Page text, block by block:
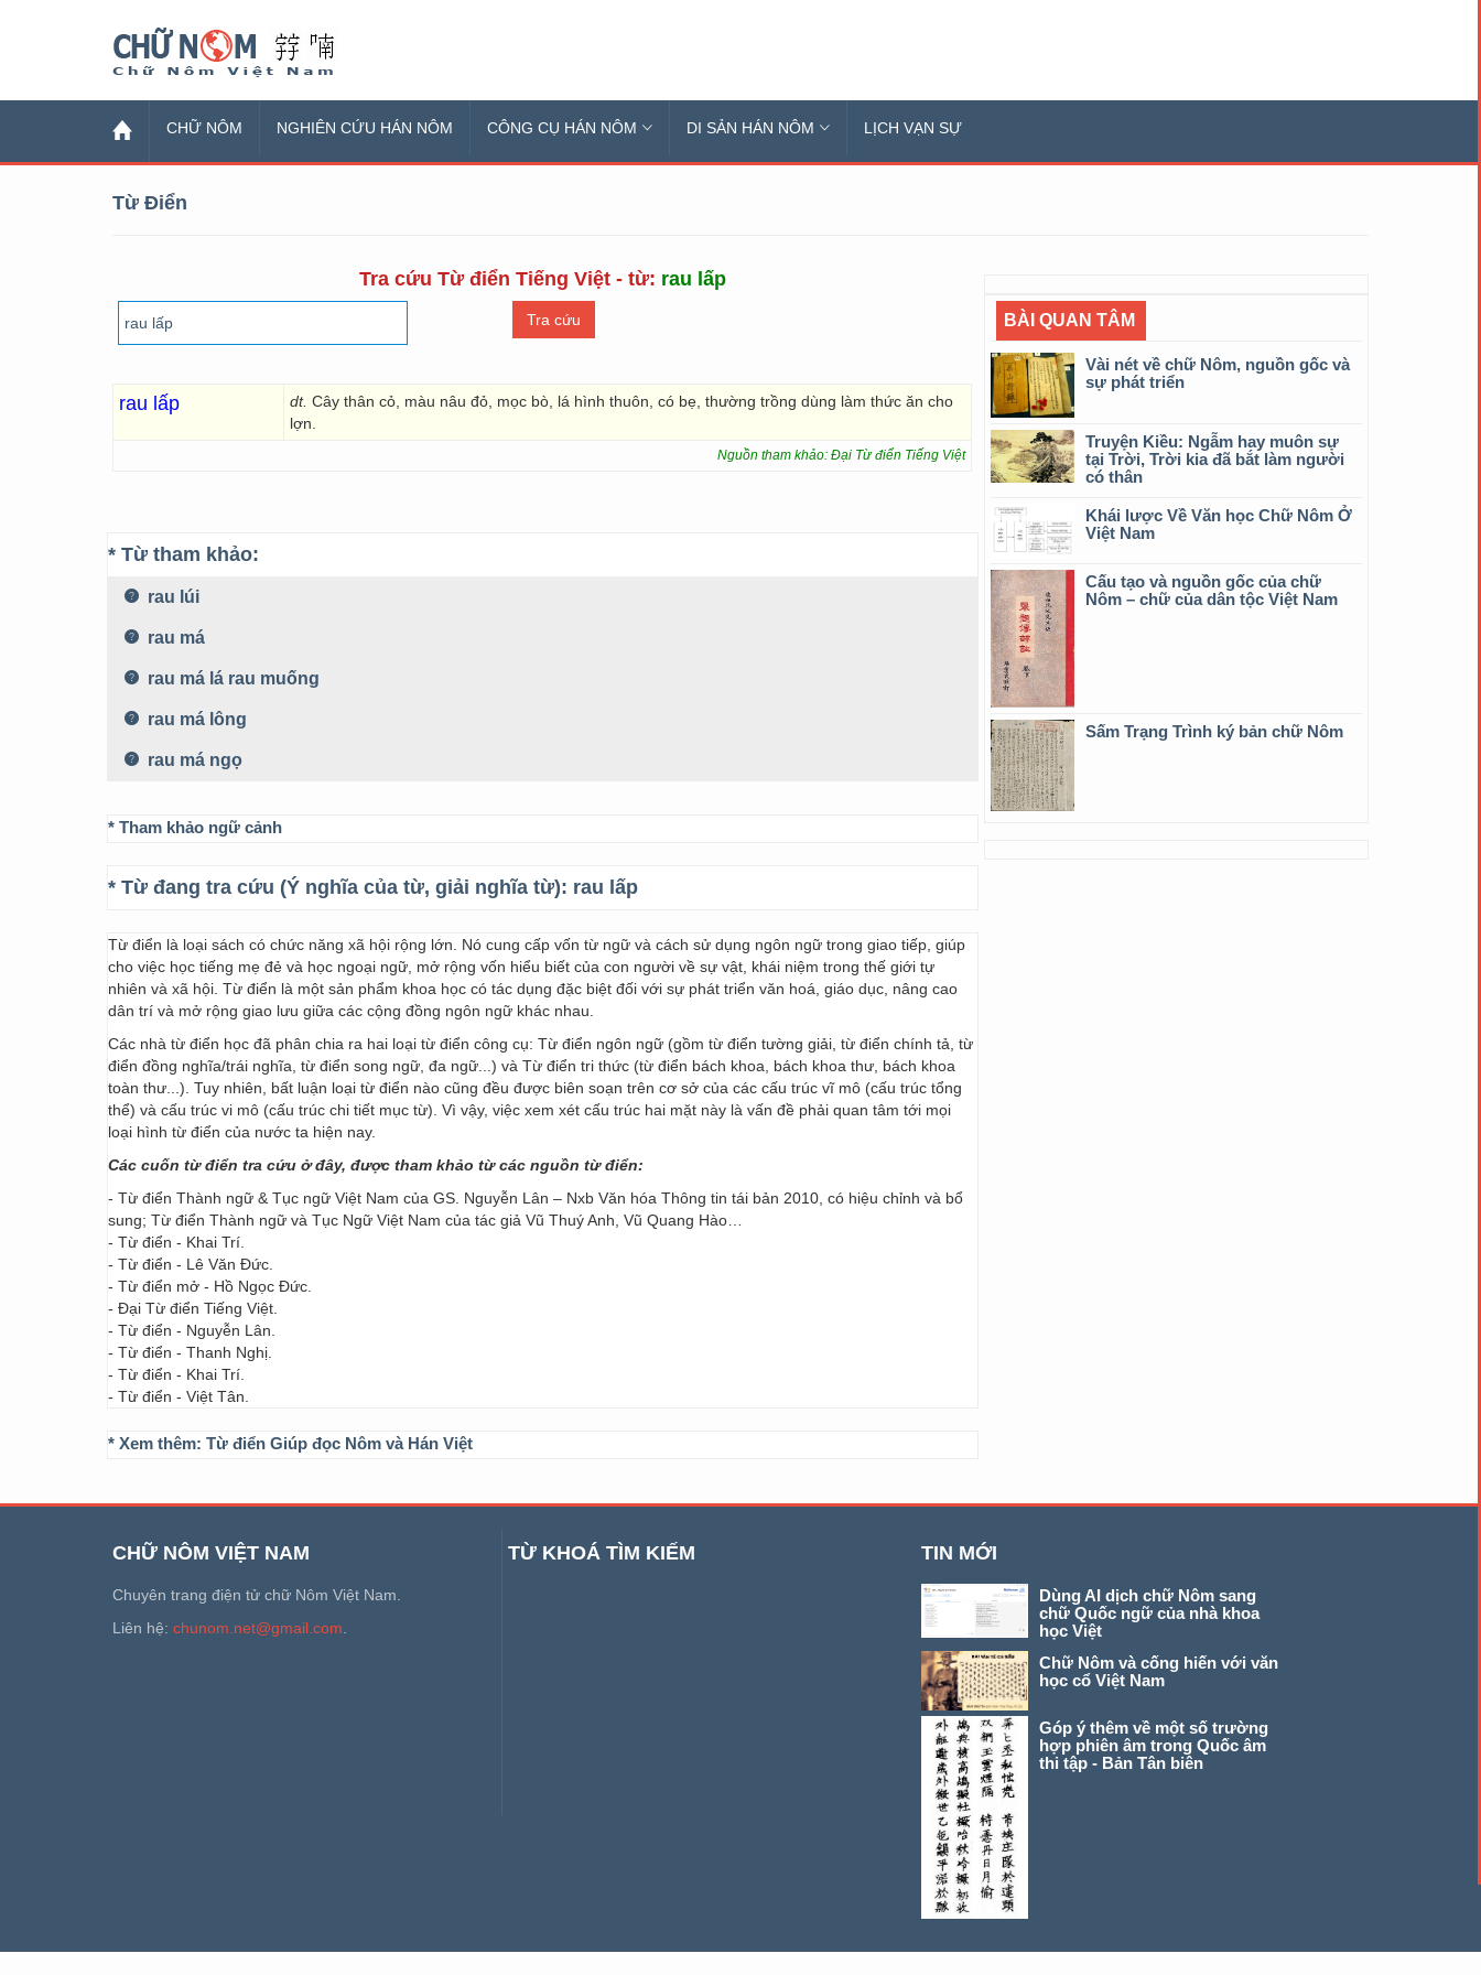
CHỮ NÔM NGHIÊN CỨU HÁN NÔM CÔNG CỤ HÁN NÔM DI SẢN HÁN NÔM LỊCH VẠN SỰ
Từ Điển
Tra cứu Từ điển Tiếng Việt - từ: rau lấp
rau lấp dt. Cây thân cỏ, màu nâu đỏ, mọc bò, lá hình thuôn, có bẹ, thường trồng dùng làm thức ăn cho
lợn.
Nguồn tham khảo: Đại Từ điển Tiếng Việt
* Từ tham khảo:
rau lúi
rau má
rau má lá rau muống
rau má lông
rau má ngọ
* Tham khảo ngữ cảnh
* Từ đang tra cứu (Ý nghĩa của từ, giải nghĩa từ): rau lấp
Từ điển là loại sách có chức năng xã hội rộng lớn. Nó cung cấp vốn từ ngữ và cách sử dụng ngôn ngữ trong giao tiếp, giúp
cho việc học tiếng mẹ đẻ và học ngoại ngữ, mở rộng vốn hiểu biết của con người về sự vật, khái niệm trong thế giới tự
nhiên và xã hội. Từ điển là một sản phẩm khoa học có tác dụng đặc biệt đối với sự phát triển văn hoá, giáo dục, nâng cao
dân trí và mở rộng giao lưu giữa các cộng đồng ngôn ngữ khác nhau.
Các nhà từ điển học đã phân chia ra hai loại từ điển công cụ: Từ điển ngôn ngữ (gồm từ điển tường giải, từ điển chính tả, từ
điển đồng nghĩa/trái nghĩa, từ điển song ngữ, đa ngữ...) và Từ điển tri thức (từ điển bách khoa, bách khoa thư, bách khoa
toàn thư...). Tuy nhiên, bất luận loại từ điển nào cũng đều được biên soạn trên cơ sở của các cấu trúc vĩ mô (cấu trúc tổng
thể) và cấu trúc vi mô (cấu trúc chi tiết mục từ). Vì vậy, việc xem xét cấu trúc hai mặt này là vấn đề phải quan tâm tới mọi
loại hình từ điển của nước ta hiện nay.
Các cuốn từ điển tra cứu ở đây, được tham khảo từ các nguồn từ điển:
- Từ điển Thành ngữ & Tục ngữ Việt Nam của GS. Nguyễn Lân – Nxb Văn hóa Thông tin tái bản 2010, có hiệu chỉnh và bổ
sung; Từ điển Thành ngữ và Tục Ngữ Việt Nam của tác giả Vũ Thuý Anh, Vũ Quang Hào…
- Từ điển - Khai Trí.
- Từ điển - Lê Văn Đức.
- Từ điển mở - Hồ Ngọc Đức.
- Đại Từ điển Tiếng Việt.
- Từ điển - Nguyễn Lân.
- Từ điển - Thanh Nghị.
- Từ điển - Khai Trí.
- Từ điển - Việt Tân.
* Xem thêm: Từ điển Giúp đọc Nôm và Hán Việt
BÀI QUAN TÂM
Vài nét về chữ Nôm, nguồn gốc và
sự phát triển
Truyện Kiều: Ngẫm hay muôn sự
tại Trời, Trời kia đã bắt làm người
có thân
Khái lược Về Văn học Chữ Nôm Ở
Việt Nam
Cấu tạo và nguồn gốc của chữ
Nôm – chữ của dân tộc Việt Nam
Sấm Trạng Trình ký bản chữ Nôm
CHỮ NÔM VIỆT NAM
Chuyên trang điện tử chữ Nôm Việt Nam.
Liên hệ: chunom.net@gmail.com
TỪ KHOÁ TÌM KIẾM TIN MỚI
Dùng AI dịch chữ Nôm sang
chữ Quốc ngữ của nhà khoa
học Việt
Chữ Nôm và cống hiến với văn
học cổ Việt Nam
Góp ý thêm về một số trường
hợp phiên âm trong Quốc âm
thi tập - Bản Tân biên